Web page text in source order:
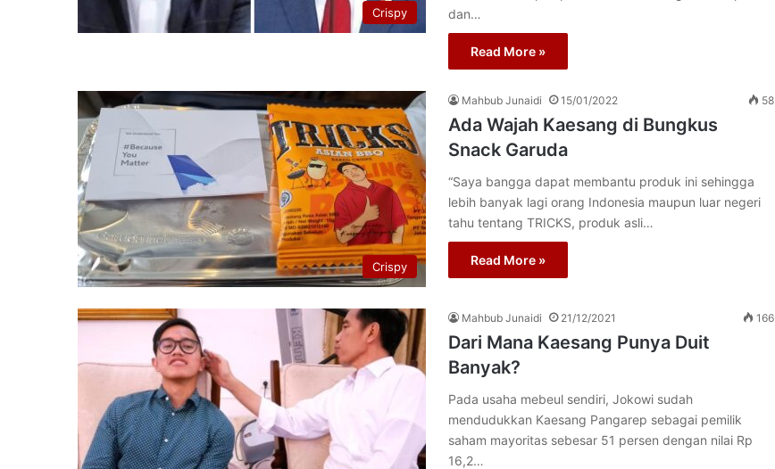
Crispy
dаn…
Read More »
Crispy
Mahbub Junaidi 15/01/2022 58
Ada Wajah Kaesang di Bungkus
Snack Garuda
“Saya bangga dapat membantu produk ini sehingga
lebih banyak lagi orang Indonesia maupun luar negeri
tahu tentang TRICKS, produk asli…
Read More »
Mahbub Junaidi 21/12/2021 166
Dari Mana Kaesang Punya Duit
Banyak?
Pada usaha mebeul sendiri, Jokowi sudah
mendudukkan Kaesang Pangarep sebagai pemilik
saham mayoritas sebesar 51 persen dengan nilai Rp
16,2…